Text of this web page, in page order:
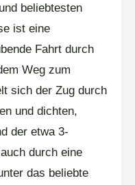
beliebtesten
ist eine
Fahrt durch
Weg zum
sich der Zug durch
und dichten,
der etwa 3-
durch eine
das beliebte